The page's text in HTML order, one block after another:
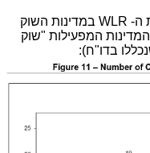
להלן הגרף המראה את התפתחות גישת ה- WLR במדינות השוק
האירופאי (זה קיים כבר ב- 25 מתוך 31 המדינות המפעילות "שוק